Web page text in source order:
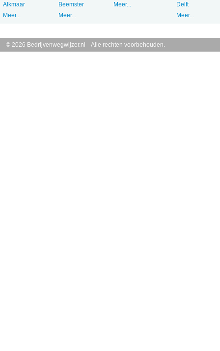
Alkmaar
Meer...
Beemster
Meer...
Meer...
Delft
Meer...
© 2026 Bedrijvenwegwijzer.nl Alle rechten voorbehouden.